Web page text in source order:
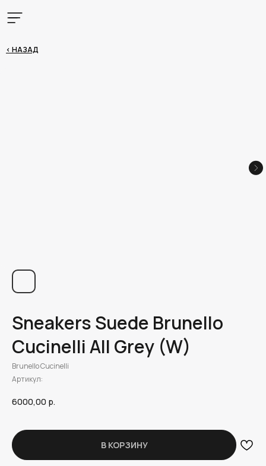
< НАЗАД
Sneakers Suede Brunello
Cucinelli All Grey (W)
Brunello Cucinelli
Артикул:
6000,00 р.
В КОРЗИНУ